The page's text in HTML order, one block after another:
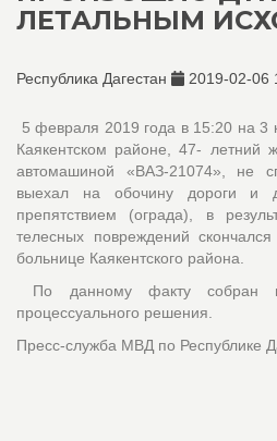
ЛЕТАЛЬНЫМ
Республика Дагестан 2019-02-06
5 февраля 2019 года в 15:20 на 3
Каякентском районе, 47- летний
автомашиной «ВАЗ-21074», не
выехал на обочину дороги и
препятствием (ограда), в
телесных повреждений
больнице Каякентского района.
По данному факту собран
процессуального решения.
Пресс-служба МВД по Республике